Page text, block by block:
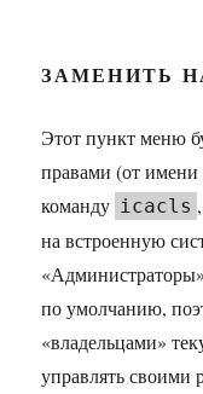
ЗАМЕНИТЬ
Этот пункт меню
правами (от
команду icacls
на встроенную
по умолчанию,
«владельцами»
управлять своими